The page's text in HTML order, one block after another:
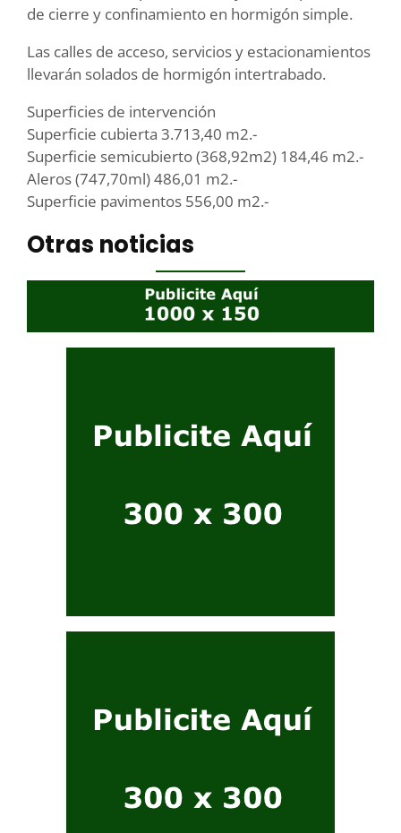
de cierre y confinamiento en hormigón simple.
Las calles de acceso, servicios y estacionamientos
llevarán solados de hormigón intertrabado.
Superficies de intervención
Superficie cubierta 3.713,40 m2.-
Superficie semicubierto (368,92m2) 184,46 m2.-
Aleros (747,70ml) 486,01 m2.-
Superficie pavimentos 556,00 m2.-
Otras noticias